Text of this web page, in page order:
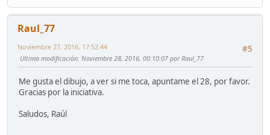
Raul_77
#5
Noviembre 27, 2016, 17:52:44
Ultima modificación: Noviembre 28, 2016, 00:10:07 por Raul_77
Me gusta el dibujo, a ver si me toca, apuntame el 28, por favor.
Gracias por la iniciativa.
Saludos, Raúl